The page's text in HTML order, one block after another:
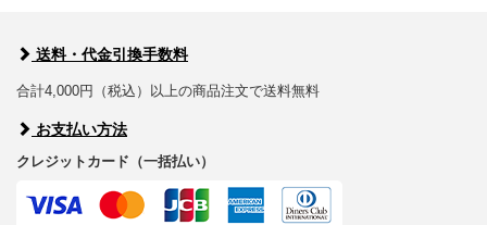
送料・代金引換手数料
合計4,000円（税込）以上の商品注文で送料無料
お支払い方法
クレジットカード（一括払い）